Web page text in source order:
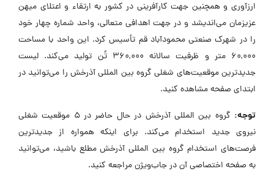
ارزآوری و همچنین جهت کارآفرینی در کشور به ارتقاء و اعتلای میهن
عزیزمان می‌اندیشد و در جهت اهدافی متعالی، واحد شماره چهار خود
را در شهرک صنعتی محمودآباد قم تأسیس کرد. این واحد با مساحت
60,000 متر و ظرفیت سالانه 360,000 تُن تولید می‌کند. لیست
جدیدترین موقعیت‌های شغلی گروه بین المللی آذرخش را می‌توانید در
ابتدای صفحه مشاهده کنید.
توجه:
گروه بین المللی آذرخش در حال حاضر در ۵ موقعیت شغلی
نیروی جدید استخدام می‌کند. برای اینکه همواره از جدیدترین
فرصت‌های استخدام گروه بین المللی آذرخش مطلع باشید، می‌توانید
به صفحه اختصاصی آن در جاب‌ویژن مراجعه کنید.